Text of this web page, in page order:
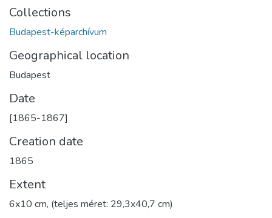
Collections
Budapest-képarchívum
Geographical location
Budapest
Date
[1865-1867]
Creation date
1865
Extent
6x10 cm, (teljes méret: 29,3x40,7 cm)